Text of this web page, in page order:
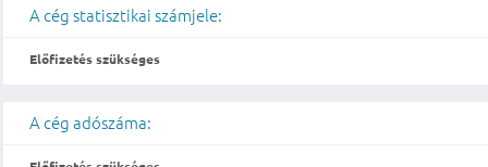
A cég statisztikai számjele:
Előfizetés szükséges
A cég adószáma: